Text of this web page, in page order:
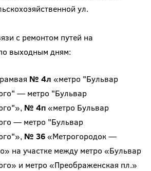
ул.
с ремонтом путей на
выходным дням:
№ 4л «метро "Бульвар
— метро "Бульвар
№ 4п«метро Бульвар
— метро "Бульвар
№ 36«Метрогородок —
на участке между метро «Бульвар
и метро «Преображенская пл.»